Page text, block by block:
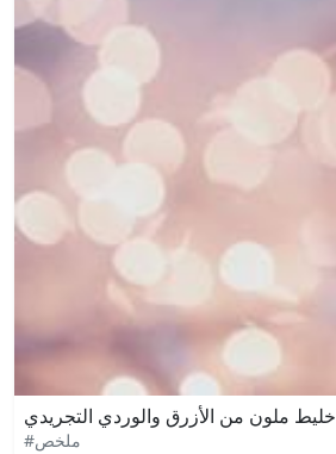
خليط ملون من الأزرق والوردي التجريدي
#ملخص